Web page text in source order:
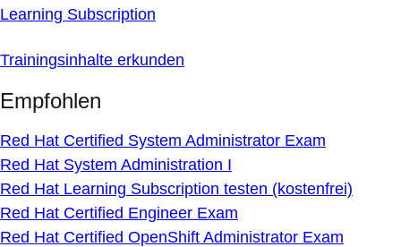
Learning Subscription
Trainingsinhalte erkunden
Empfohlen
Red Hat Certified System Administrator Exam
Red Hat System Administration I
Red Hat Learning Subscription testen (kostenfrei)
Red Hat Certified Engineer Exam
Red Hat Certified OpenShift Administrator Exam